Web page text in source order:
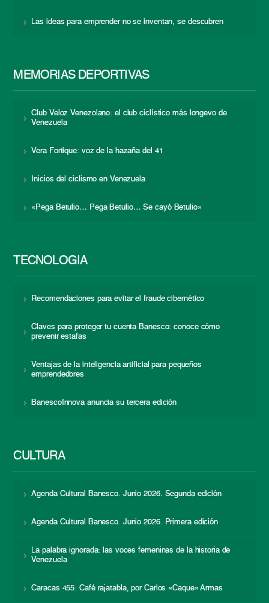
Las ideas para emprender no se inventan, se descubren
MEMORIAS DEPORTIVAS
Club Veloz Venezolano: el club ciclístico más longevo de
Venezuela
Vera Fortique: voz de la hazaña del 41
Inicios del ciclismo en Venezuela
«Pega Betulio… Pega Betulio… Se cayó Betulio»
TECNOLOGÍA
Recomendaciones para evitar el fraude cibernético
Claves para proteger tu cuenta Banesco: conoce cómo
prevenir estafas
Ventajas de la inteligencia artificial para pequeños
emprendedores
BanescoInnova anuncia su tercera edición
CULTURA
Agenda Cultural Banesco. Junio 2026. Segunda edición
Agenda Cultural Banesco. Junio 2026. Primera edición
La palabra ignorada: las voces femeninas de la historia de
Venezuela
Caracas 455: Café rajatabla, por Carlos «Caque» Armas